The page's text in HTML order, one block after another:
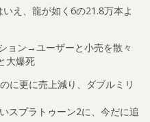
え、龍が如く6の21.8万本よ
ョン→ユーザーと小売を散々
大爆死
に更に売上減り、ダブルミリ
スプラトゥーン2に、今だに追